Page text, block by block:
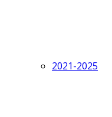
2021-2025